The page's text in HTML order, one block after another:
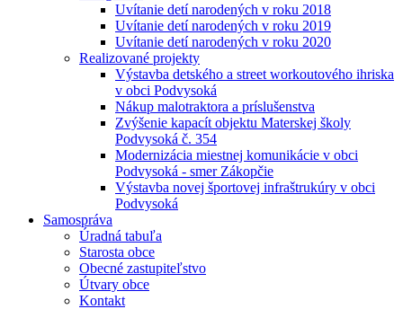
Uvítanie detí narodených v roku 2018
Uvítanie detí narodených v roku 2019
Uvítanie detí narodených v roku 2020
Realizované projekty
Výstavba detského a street workoutového ihriska
v obci Podvysoká
Nákup malotraktora a príslušenstva
Zvýšenie kapacít objektu Materskej školy
Podvysoká č. 354
Modernizácia miestnej komunikácie v obci
Podvysoká - smer Zákopčie
Výstavba novej športovej infraštrukúry v obci
Podvysoká
Samospráva
Úradná tabuľa
Starosta obce
Obecné zastupiteľstvo
Útvary obce
Kontakt